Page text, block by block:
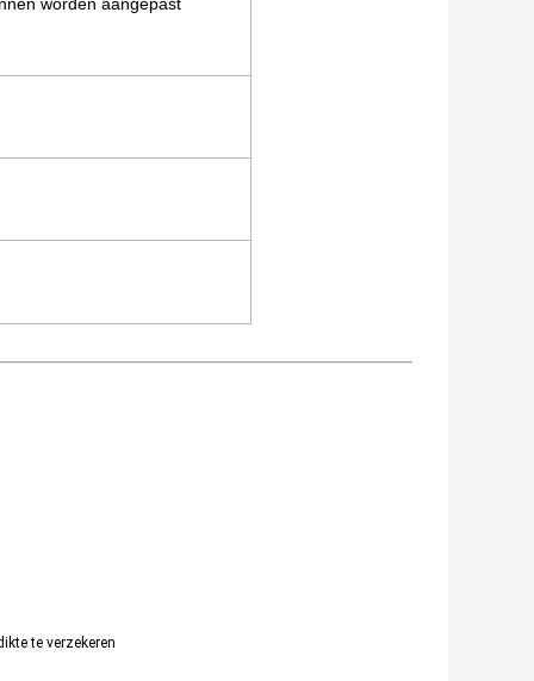
worden aangepast
te verzekeren